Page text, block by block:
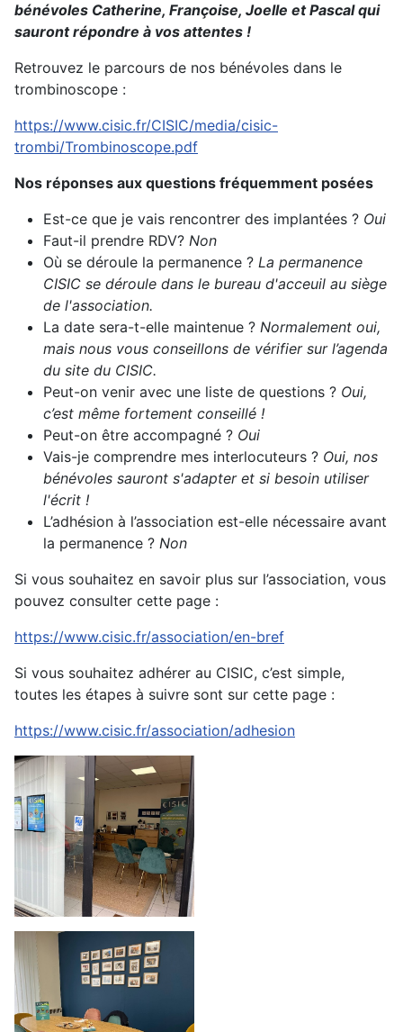
bénévoles Catherine, Françoise, Joelle et Pascal qui
sauront répondre à vos attentes !
Retrouvez le parcours de nos bénévoles dans le
trombinoscope :
https://www.cisic.fr/CISIC/media/cisic-
trombi/Trombinoscope.pdf
Nos réponses aux questions fréquemment posées
Est-ce que je vais rencontrer des implantées ? Oui
Faut-il prendre RDV? Non
Où se déroule la permanence ? La permanence
CISIC se déroule dans le bureau d'acceuil au siège
de l'association.
La date sera-t-elle maintenue ? Normalement oui,
mais nous vous conseillons de vérifier sur l’agenda
du site du CISIC.
Peut-on venir avec une liste de questions ? Oui,
c’est même fortement conseillé !
Peut-on être accompagné ? Oui
Vais-je comprendre mes interlocuteurs ? Oui, nos
bénévoles sauront s'adapter et si besoin utiliser
l'écrit !
L’adhésion à l’association est-elle nécessaire avant
la permanence ? Non
Si vous souhaitez en savoir plus sur l’association, vous
pouvez consulter cette page :
https://www.cisic.fr/association/en-bref
Si vous souhaitez adhérer au CISIC, c’est simple,
toutes les étapes à suivre sont sur cette page :
https://www.cisic.fr/association/adhesion